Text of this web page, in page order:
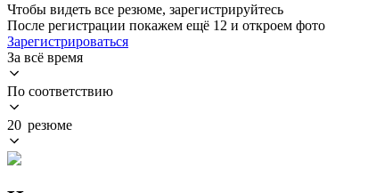
Чтобы видеть все резюме, зарегистрируйтесь
После регистрации покажем ещё 12 и откроем фото
Зарегистрироваться
За всё время
По соответствию
20 резюме